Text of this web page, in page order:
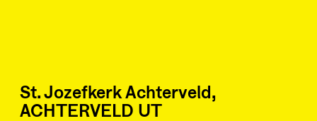
St. Jozefkerk Achterveld,
ACHTERVELD UT